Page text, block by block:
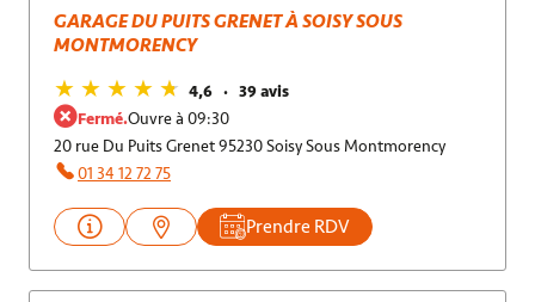
GARAGE DU PUITS GRENET À SOISY SOUS
MONTMORENCY
4,6
39 avis
Fermé.Ouvre à 09:30
20 rue Du Puits Grenet 95230 Soisy Sous Montmorency
01 34 12 72 75
Prendre RDV